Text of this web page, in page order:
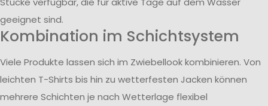
geeignet sind.
Kombination im Schichtsystem
Viele Produkte lassen sich im Zwiebellook kombinieren. Von
leichten T-Shirts bis hin zu wetterfesten Jacken können
mehrere Schichten je nach Wetterlage flexibel